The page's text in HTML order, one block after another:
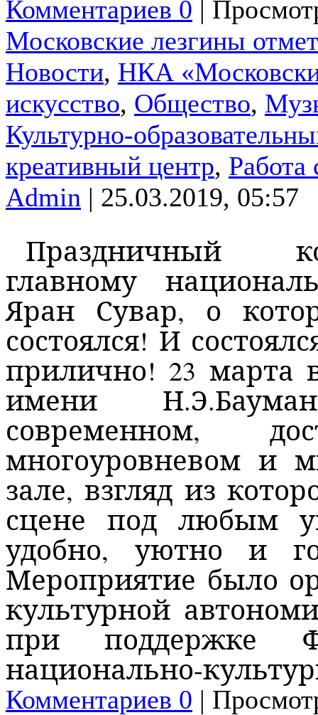
Комментариев 0 |
Московские лезгины
Новости, НКА
искусство, Общество,
Культурно-
креативный центр,
Admin | 25.03.2019, 05:57
Праздничный
главному
Яран Сувар, о
состоялся! И
прилично! 23 марта
имени
современном,
многоуровневом и
зале, взгляд из
сцене под любым
удобно, уютно и
Мероприятие было
культурной
при поддержке
национально-
Комментариев 0 |